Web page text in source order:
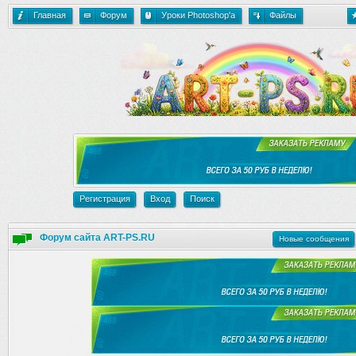
Главная Форум Уроки Photoshop'a Файлы
Регистрация Вход Поиск
Форум сайта ART-PS.RU Новые сообщения